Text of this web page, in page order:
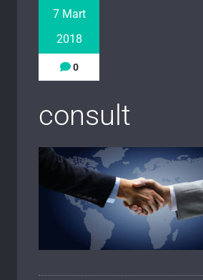
7 Mart
2018
0
consult